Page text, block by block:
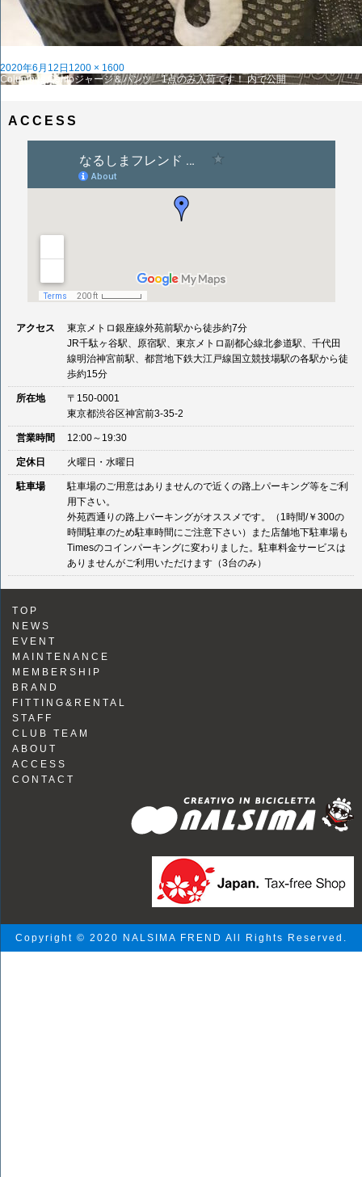
投
稿
2020年6月12日 フ
ル
1200 × 1600
投
ゲ
Columbus Centoジャージ＆パンツ 1点のみ入荷です！ 内で公開
ACCESS
アクセス
東京メトロ銀座線外苑前駅から徒歩約7分
JR千駄ヶ谷駅、原宿駅、東京メトロ副都心線北参道駅、千代田
線明治神宮前駅、都営地下鉄大江戸線国立競技場駅の各駅から徒
歩約15分
所在地
〒150-0001
東京都渋谷区神宮前3-35-2
営業時間 12:00～19:30
定休日 火曜日・水曜日
駐車場
駐車場のご用意はありませんので近くの路上パーキング等をご利
用下さい。
外苑西通りの路上パーキングがオススメです。（1時間/￥300の
時間駐車のため駐車時間にご注意下さい）また店舗地下駐車場も
Timesのコインパーキングに変わりました。駐車料金サービスは
ありませんがご利用いただけます（3台のみ）
TOP
NEWS
EVENT
MAINTENANCE
MEMBERSHIP
BRAND
FITTING&RENTAL
STAFF
CLUB TEAM
ABOUT
ACCESS
CONTACT
Copyright © 2020 NALSIMA FREND All Rights Reserved.